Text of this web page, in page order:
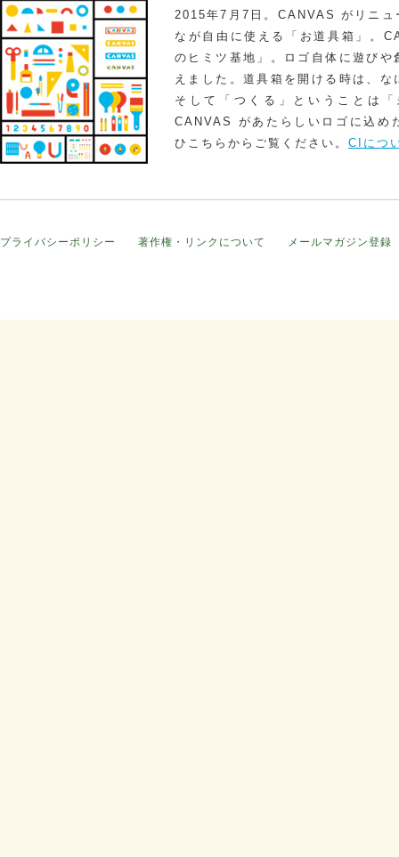
2015年7月7日。CANVAS がリニュ
なが自由に使える「お道具箱」。
のヒミツ基地」。ロゴ自体に遊び
えました。道具箱を開ける時は、
そして「つくる」ということは
CANVAS があたらしいロゴに込め
ひこちらからご覧ください。 CIにつ
プライバシーポリシー 著作権・リンクについて メールマガジン登録